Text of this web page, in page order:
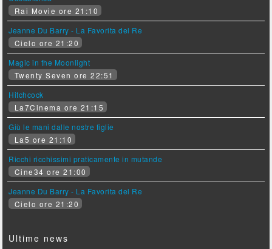
Rai Movie ore 21:10
Jeanne Du Barry - La Favorita del Re
Cielo ore 21:20
Magic in the Moonlight
Twenty Seven ore 22:51
Hitchcock
La7Cinema ore 21:15
Giù le mani dalle nostre figlie
La5 ore 21:10
Ricchi ricchissimi praticamente in mutande
Cine34 ore 21:00
Jeanne Du Barry - La Favorita del Re
Cielo ore 21:20
Ultime news